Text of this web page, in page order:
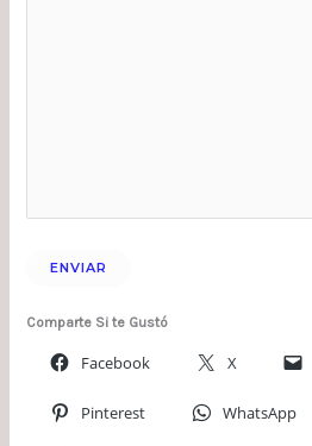
Comparte Si te Gustó
Facebook X
Pinterest WhatsApp